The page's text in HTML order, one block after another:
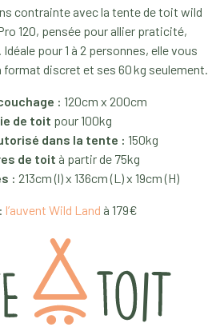
contrainte avec la tente de toit wild
120, pensée pour allier praticité,
pour 1 à 2 personnes, elle vous
discret et ses 60 kg seulement.
: 120cm x 200cm
de toit pour 100kg
dans la tente : 150kg
de toit à partir de 75kg
: 213cm (l) x 136cm (L) x 19cm (H)
l’auvent Wild Land à 179€